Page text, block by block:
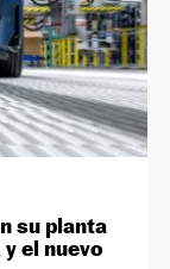
su planta
el nuevo